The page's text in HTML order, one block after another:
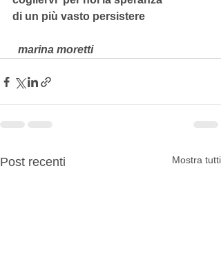
di un più vasto persistere
marina moretti
Post recenti Mostra tutti